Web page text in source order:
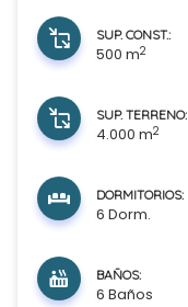
SUP. CONST.:
500 m2
SUP. TERRENO:
4.000 m2
DORMITORIOS:
6 Dorm.
BAÑOS:
6 Baños